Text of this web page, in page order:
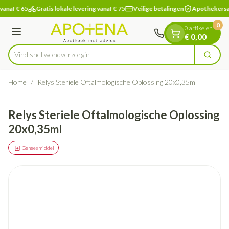
Ga naar de inhoud
1 van 1
€ 65 Gratis lokale levering vanaf € 75 Veilige betalingen
Menu
Product, merk, categorie...
Vind snel wondv Zoek
0 artikelen
€ 0,00
0
Home / Relys Steriele Oftalmologische Oplossing 20x0,35ml
Relys Steriele Oftalmologische Oplossing
20x0,35ml
Geneesmiddel